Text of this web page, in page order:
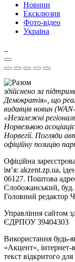
Новини
Ексклюзив
Фото-відео
Україна
здійснено за
Демократія», що
видавців новин
«Незалежні
Норвезькою
Норвегії. Погляди
офіційну позицію
Офіційна
ім’я: akzent.zp.ua,
06127. Поштова
Слобожанський,
Головний редактор
Управління сайтом
ЄДРПОУ 39404303
Використання будь-
«Акцент», інтернет-
текст відкритого